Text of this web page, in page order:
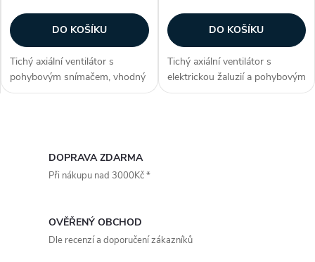
DO KOŠÍKU
Tichý axiální ventilátor s
pohybovým snímačem, vhodný
do koupelen, WC, sklepů,
DO KOŠÍKU
Tichý axiální ventilátor s
elektrickou žaluzií a pohybovým
snímačem, vhodný do
DOPRAVA ZDARMA
Při nákupu nad 3000Kč *
OVĚŘENÝ OBCHOD
Dle recenzí a doporučení zákazníků